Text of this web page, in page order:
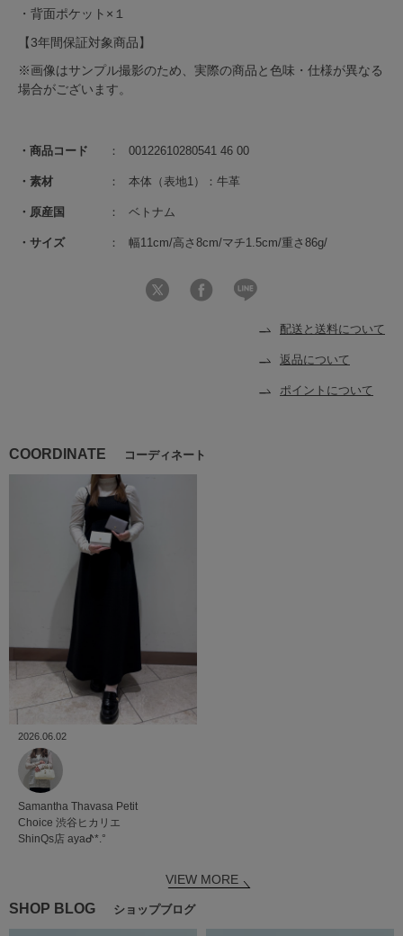
商品コード 00122610280541 46 00
素材 本体（表地1）：牛革
原産国 ベトナム
サイズ 幅11cm/高さ8cm/マチ1.5cm/重さ86g/
配送と送料について
返品について
ポイントについて
COORDINATE コーディネート
2026.06.02
Samantha Thavasa Petit
Choice 渋谷ヒカリエ
ShinQs店 ayaᕷ*.°
VIEW MORE
SHOP BLOG ショップブログ
・背面ポケット×１
【3年間保証対象商品】
※画像はサンプル撮影のため、実際の商品と色味・仕様が異なる
場合がございます。